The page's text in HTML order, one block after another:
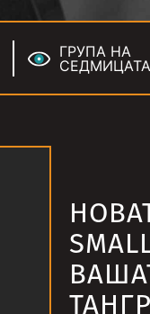
ГРУПА НА
СЕДМИЦАТА